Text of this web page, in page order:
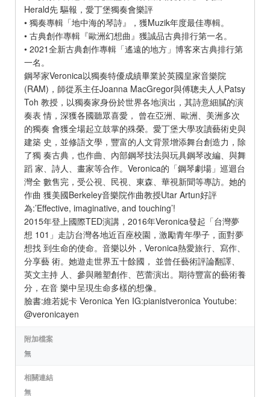
Herald先 驅報，愛丁堡獨奏會樂評
• 獨奏專輯「地中海的琴詩』，獲Muzik年度最佳專輯。
• 古典創作專輯『歐洲幻想曲』獲誠品古典排行第一名。
• 2021全新古典創作專輯「遙遠的地方」博客來古典排行第
一名。
鋼琴家Veronica以獨奏特優成績畢業於英國皇家音樂院
(RAM)，師從系主任Joanna MacGregor與傅聰夫人人Patsy
Toh 教授，以獨奏家身份於世界各地演出，其詩意細膩的演
奏表 情，深獲各國聽眾喜愛， 曾在亞洲、歐洲、美洲多次
的獨奏 會獲全場起立鼓掌的殊榮。愛丁堡大學攻讀藝術史與
建築 史，並修語文學，豐富的人文背景增添舞台創造力，除
了獨 奏古典，也作曲、內部鋼琴技法與玩具鋼琴改編、與舞
蹈 家、詩人、畫家等合作。Veronica的「鋼琴劇場」巡迴台
灣全 數售完，受公視、民視、東森、華視新聞等專訪。她的
作曲 獲美國Berkeley音樂院作曲教授Utar Artun好評
為:’Effective, imaginative, and touching’!
2015年登上國際TED演講，2016年Veronica發起「台灣夢
想 101」走訪台灣各地近百座校園，激勵青年學子，面對夢
想找 到生命的使命。音樂以外，Veronica熱愛旅行、寫作、
分享藝 術。她遊走世界五十餘國， 並曾任藝術評論翻譯、
英文主持 人、參與雕塑創作、芭蕾演出。期待豐富的藝術養
分，在音 樂中呈現生命多樣的想像。
臉書:維若妮卡 Veronica Yen IG:pianistveronica Youtube:
@veronicayen
附加檔案
無
相關連結
無